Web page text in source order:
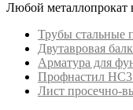
Любой металлопрокат
Трубы стальные
Двутавровая
Арматура для
Профнастил
Лист просечно-